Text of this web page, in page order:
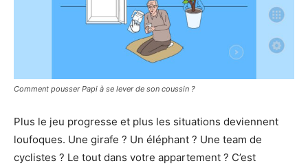
Comment pousser Papi à se lever de son coussin ?
Plus le jeu progresse et plus les situations deviennent
loufoques. Une girafe ? Un éléphant ? Une team de
cyclistes ? Le tout dans votre appartement ? C’est